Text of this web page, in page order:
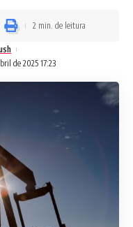
de 2025 17:23
2 min. de leitura